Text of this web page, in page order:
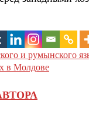
и румынского
в Молдове